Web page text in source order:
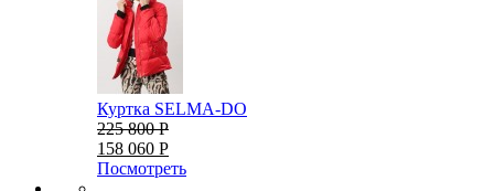
Куртка SELMA-DO
225 800 Р
158 060 Р
Посмотреть